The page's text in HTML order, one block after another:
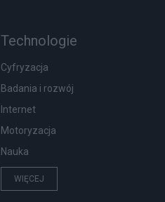
Technologie
Cyfryzacja
Badania i rozwój
Internet
Motoryzacja
Nauka
WIĘCEJ